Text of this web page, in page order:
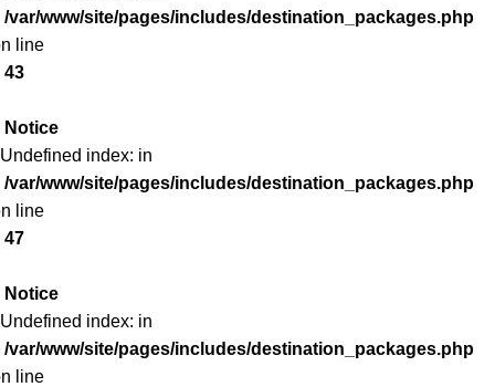
/var/www/site/pages/includes/destination_packages.php
line
43
Notice
index: in
/var/www/site/pages/includes/destination_packages.php
line
47
Notice
index: in
/var/www/site/pages/includes/destination_packages.php
line